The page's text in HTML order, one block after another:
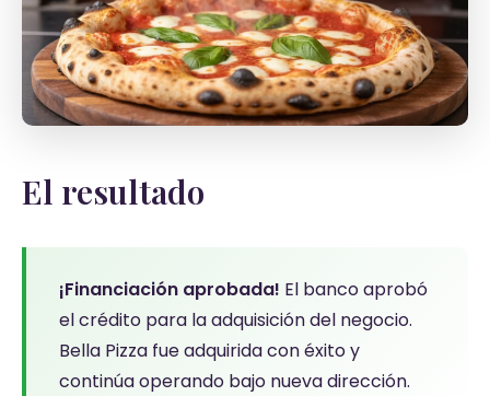
El resultado
¡Financiación aprobada! El banco aprobó
el crédito para la adquisición del negocio.
Bella Pizza fue adquirida con éxito y
continúa operando bajo nueva dirección.